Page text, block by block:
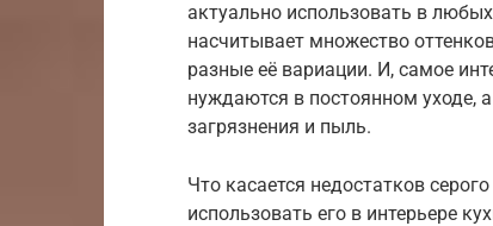
актуально использовать в
насчитывает множество
разные её вариации. И, самое
нуждаются в постоянном уходе,
загрязнения и пыль.
Что касается недостатков
использовать его в интерьере